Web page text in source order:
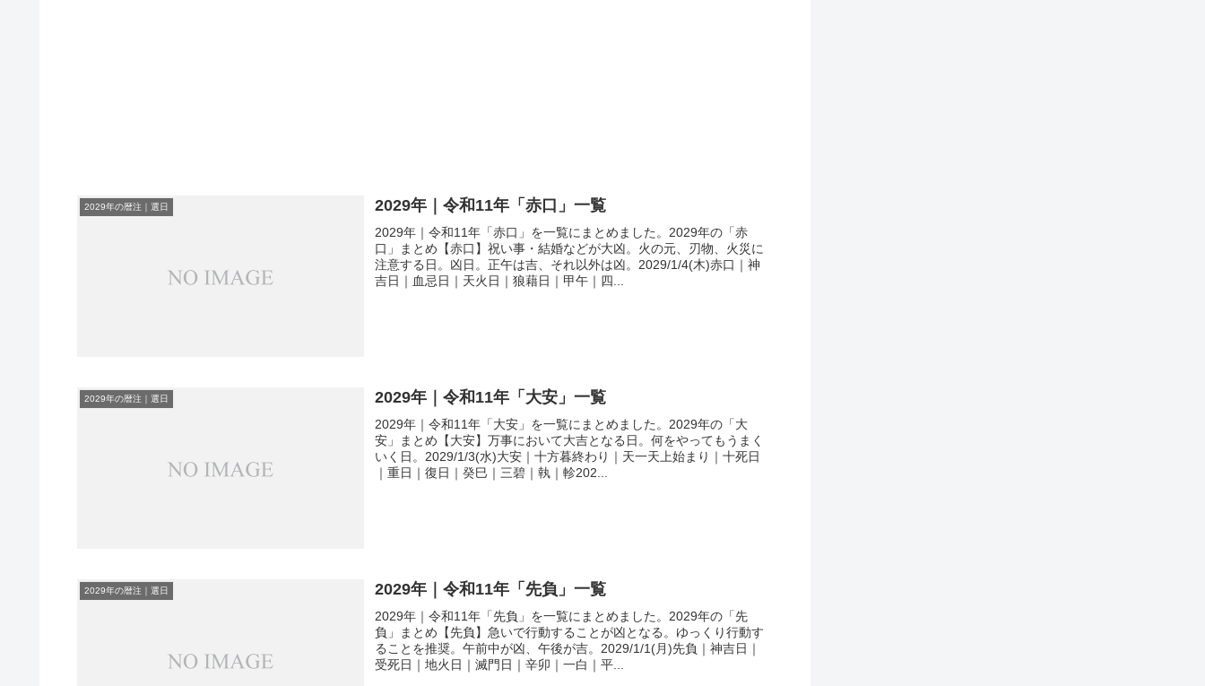
2029年の暦注｜選日 2029年｜令和11年「赤口」一覧
2029年｜令和11年「赤口」を一覧にまとめました。2029年の「赤
口」まとめ【赤口】祝い事・結婚などが大凶。火の元、刃物、火災に
注意する日。凶日。正午は吉、それ以外は凶。2029/1/4(木)赤口｜神
吉日｜血忌日｜天火日｜狼藉日｜甲午｜四...
2029年の暦注｜選日 2029年｜令和11年「大安」一覧
2029年｜令和11年「大安」を一覧にまとめました。2029年の「大
安」まとめ【大安】万事において大吉となる日。何をやってもうまく
いく日。2029/1/3(水)大安｜十方暮終わり｜天一天上始まり｜十死日
｜重日｜復日｜癸巳｜三碧｜執｜軫202...
2029年の暦注｜選日 2029年｜令和11年「先負」一覧
2029年｜令和11年「先負」を一覧にまとめました。2029年の「先
負」まとめ【先負】急いで行動することが凶となる。ゆっくり行動す
ることを推奨。午前中が凶、午後が吉。2029/1/1(月)先負｜神吉日｜
受死日｜地火日｜滅門日｜辛卯｜一白｜平...